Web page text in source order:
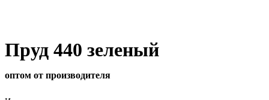
Пруд 440 зеленый
оптом от производителя